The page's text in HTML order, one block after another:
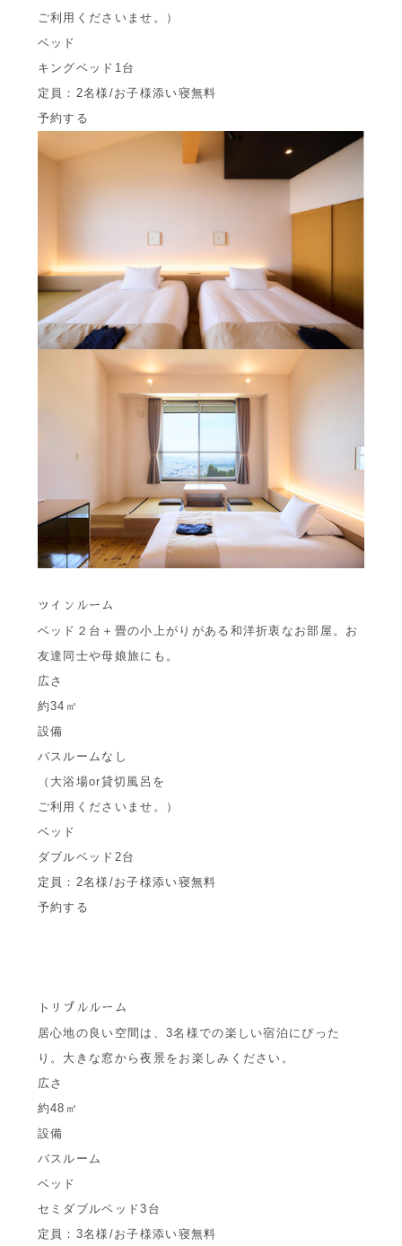
ご利用くださいませ。）
ベッド
キングベッド1台
定員：2名様/お子様添い寝無料
予約する
ツインルーム
ベッド２台＋畳の小上がりがある和洋折衷なお部屋。お
友達同士や母娘旅にも。
広さ
約34㎡
設備
バスルームなし
（大浴場or貸切風呂を
ご利用くださいませ。）
ベッド
ダブルベッド2台
定員：2名様/お子様添い寝無料
予約する
トリプルルーム
居心地の良い空間は、3名様での楽しい宿泊にぴった
り。大きな窓から夜景をお楽しみください。
広さ
約48㎡
設備
バスルーム
ベッド
セミダブルベッド3台
定員：3名様/お子様添い寝無料